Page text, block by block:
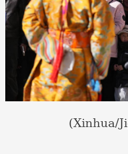
(Xinhua/